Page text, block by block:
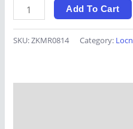
Kaca
Mobil
Dabung
Add To Cart
SKU:ZKMR0814 Category: Locn